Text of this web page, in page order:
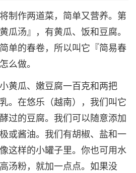
制作两道菜，简单又营养。第
瓜汤』，有黄瓜、饭和豆腐。
单的春卷，所以叫它『简易春
么做。
黄瓜、嫩豆腐一百克和两把
。在悠乐（越南），我们叫它
过的豆腐。我们可以随意添加
或酱油。我们有胡椒、盐和一
这样的小罐子里。你也可用水
汤粉，就加一点点。如果没